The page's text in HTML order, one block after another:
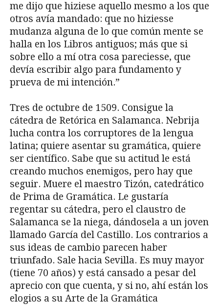
me dijo que hiziese aquello mesmo a los que
otros avía mandado: que no hiziesse
mudanza alguna de lo que común mente se
halla en los Libros antiguos; más que si
sobre ello a mí otra cosa pareciesse, que
devía escribir algo para fundamento y
prueva de mi intención.”
Tres de octubre de 1509. Consigue la
cátedra de Retórica en Salamanca. Nebrija
lucha contra los corruptores de la lengua
latina; quiere asentar su gramática, quiere
ser científico. Sabe que su actitud le está
creando muchos enemigos, pero hay que
seguir. Muere el maestro Tizón, catedrático
de Prima de Gramática. Le gustaría
regentar su cátedra, pero el claustro de
Salamanca se la niega, dándosela a un joven
llamado García del Castillo. Los contrarios a
sus ideas de cambio parecen haber
triunfado. Sale hacia Sevilla. Es muy mayor
(tiene 70 años) y está cansado a pesar del
aprecio con que cuenta, y si no, ahí están los
elogios a su Arte de la Gramática